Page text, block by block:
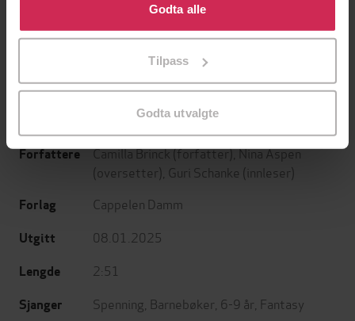
bruke cookies for alle disse formålene. Du kan også
tilpasse ditt samtykke til spesifikke formål ved å klikke
Godta alle
Tilpass
Godta utvalgte
Minnesota
Marekors
Forfattere Camilla Brinck(forfatter),Nina Aspen
(oversetter), Guri Schanke (innleser)
Forlag Cappelen Damm
Utgitt 08.01.2025
Lengde 2:51
Sjanger Spenning Barnebøker 6-9 år Fantasy